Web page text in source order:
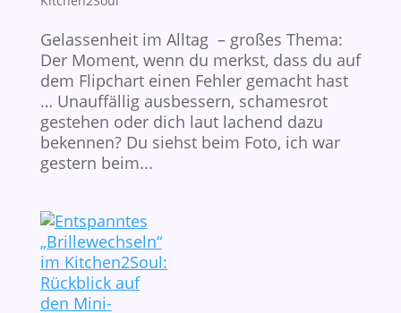
Gelassenheit im Alltag – großes Thema:
Der Moment, wenn du merkst, dass du auf
dem Flipchart einen Fehler gemacht hast
… Unauffällig ausbessern, schamesrot
gestehen oder dich laut lachend dazu
bekennen? Du siehst beim Foto, ich war
gestern beim...